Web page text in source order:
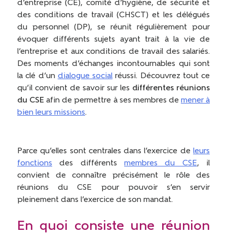
d’entreprise (CE), comité d’hygiène, de sécurité et
des conditions de travail (CHSCT) et les délégués
du personnel (DP), se réunit régulièrement pour
évoquer différents sujets ayant trait à la vie de
l’entreprise et aux conditions de travail des salariés.
Des moments d’échanges incontournables qui sont
la clé d’un dialogue social réussi. Découvrez tout ce
qu’il convient de savoir sur les différentes réunions
du CSE afin de permettre à ses membres de mener à
bien leurs missions.
Parce qu’elles sont centrales dans l’exercice de leurs
fonctions des différents membres du CSE, il
convient de connaître précisément le rôle des
réunions du CSE pour pouvoir s’en servir
pleinement dans l’exercice de son mandat.
En quoi consiste une réunion